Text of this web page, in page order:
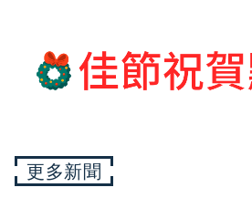
更多新聞